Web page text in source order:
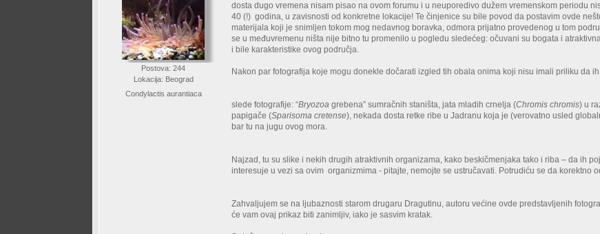
Postova: 244
Lokacija: Beograd
Condylactis aurantiaca
dosta dugo vremena nisam pisao na ovom forumu i u neuporedivo dužem vremenskom periodu
40 (!) godina, u zavisnosti od konkretne lokacije! Te činjenice su bile povod da postavim ovde
materijala koji je snimljen tokom mog nedavnog boravka, odmora prijatno provedenog u tom
se u međuvremenu ništa nije bitno tu promenilo u pogledu sledećeg: očuvani su bogata i
i bile karakteristike ovog područja.
Nakon par fotografija koje mogu donekle dočarati izgled tih obala onima koji nisu imali priliku da
slede fotografije: “Bryozoa grebena” sumračnih staništa, jata mladih crnelja (Chromis chromis) u
papigače (Sparisoma cretense), nekada dosta retke ribe u Jadranu koja je (verovatno usled
bar tu na jugu ovog mora.
Najzad, tu su slike i nekih drugih atraktivnih organizama, kako beskičmenjaka tako i riba – da ih
interesuje u vezi sa ovim organizmima - pitajte, nemojte se ustručavati. Potrudiću se da korektno
Zahvaljujem se na ljubaznosti starom drugaru Dragutinu, autoru većine ovde predstavljenih
će vam ovaj prikaz biti zanimljiv, iako je sasvim kratak.